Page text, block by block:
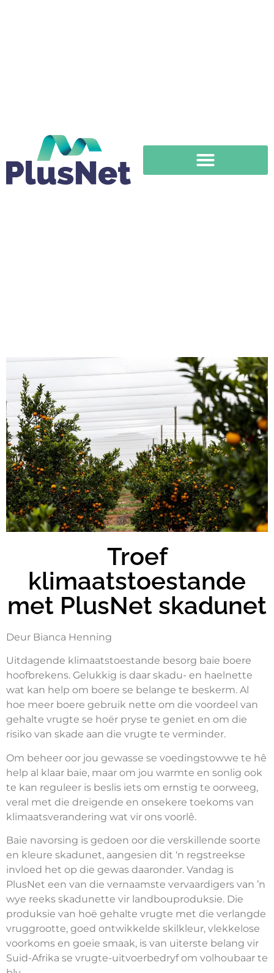
Troef
klimaatstoestande
met PlusNet skadunet
Deur Bianca Henning
Uitdagende klimaatstoestande besorg baie boere
hoofbrekens. Gelukkig is daar skadu- en haelnette
wat kan help om boere se belange te beskerm. Al
hoe meer boere gebruik nette om die voordeel van
gehalte vrugte se hoër pryse te geniet en om die
risiko van skade aan die vrugte te verminder.
Om beheer oor jou gewasse se voedingstowwe te hê
help al klaar baie, maar om jou warmte en sonlig ook
te kan reguleer is beslis iets om ernstig te oorweeg,
veral met die dreigende en onsekere toekoms van
klimaatsverandering wat vir ons voorlê.
Baie navorsing is gedoen oor die verskillende soorte
en kleure skadunet, aangesien dit ‘n regstreekse
invloed het op die gewas daaronder. Vandag is
PlusNet een van die vernaamste vervaardigers van ŉ
wye reeks skadunette vir landbouproduksie. Die
produksie van hoë gehalte vrugte met die verlangde
vruggrootte, goed ontwikkelde skilkleur, vlekkelose
voorkoms en goeie smaak, is van uiterste belang vir
Suid-Afrika se vrugte-uitvoerbedryf om volhoubaar te